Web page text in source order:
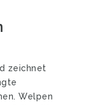
zeichnet
Welpen